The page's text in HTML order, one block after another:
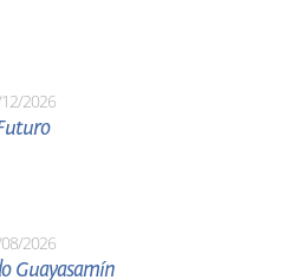
2026
2026
Guayasamín